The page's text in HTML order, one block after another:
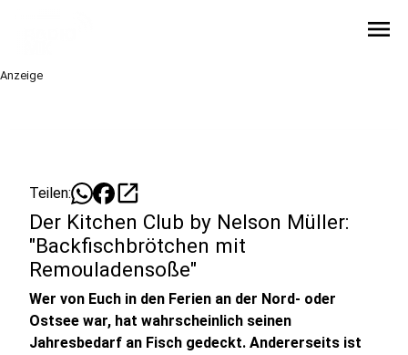
menu
Anzeige
Teilen: open_in_new
Der Kitchen Club by Nelson Müller:
"Backfischbrötchen mit
Remouladensoße"
Wer von Euch in den Ferien an der Nord- oder
Ostsee war, hat wahrscheinlich seinen
Jahresbedarf an Fisch gedeckt. Andererseits ist